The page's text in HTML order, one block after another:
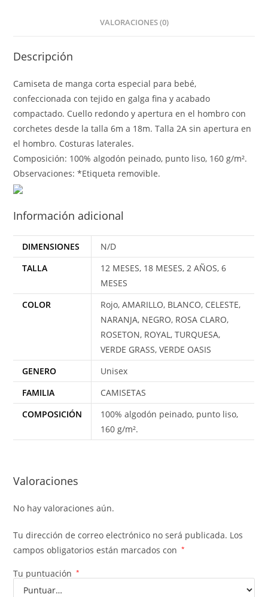
VALORACIONES (0)
Descripción
Camiseta de manga corta especial para bebé,
confeccionada con tejido en galga fina y acabado
compactado. Cuello redondo y apertura en el hombro con
corchetes desde la talla 6m a 18m. Talla 2A sin apertura en
el hombro. Costuras laterales.
Composición: 100% algodón peinado, punto liso, 160 g/m².
Observaciones: *Etiqueta removible.
Información adicional
DIMENSIONES
N/D
TALLA
12 MESES, 18 MESES, 2 AÑOS, 6
MESES
COLOR
Rojo, AMARILLO, BLANCO, CELESTE,
NARANJA, NEGRO, ROSA CLARO,
ROSETON, ROYAL, TURQUESA,
VERDE GRASS, VERDE OASIS
GENERO
Unisex
FAMILIA
CAMISETAS
COMPOSICIÓN
100% algodón peinado, punto liso,
160 g/m².
Valoraciones
No hay valoraciones aún.
Tu dirección de correo electrónico no será publicada. Los
campos obligatorios están marcados con
*
Tu puntuación *